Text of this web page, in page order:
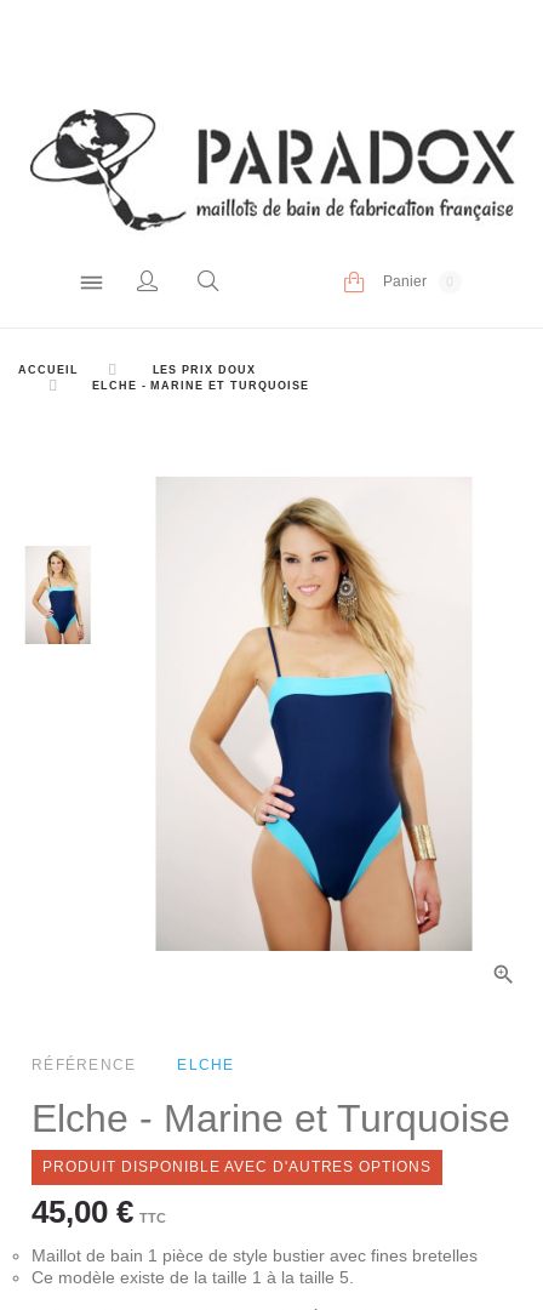
Panier
ACCUEIL
LES PRIX DOUX
ELCHE - MARINE ET TURQUOISE
RÉFÉRENCE ELCHE
Elche - Marine et Turquoise
PRODUIT DISPONIBLE AVEC D'AUTRES OPTIONS
45,00 € TTC
Maillot de bain 1 pièce de style bustier avec fines bretelles
Ce modèle existe de la taille 1 à la taille 5.